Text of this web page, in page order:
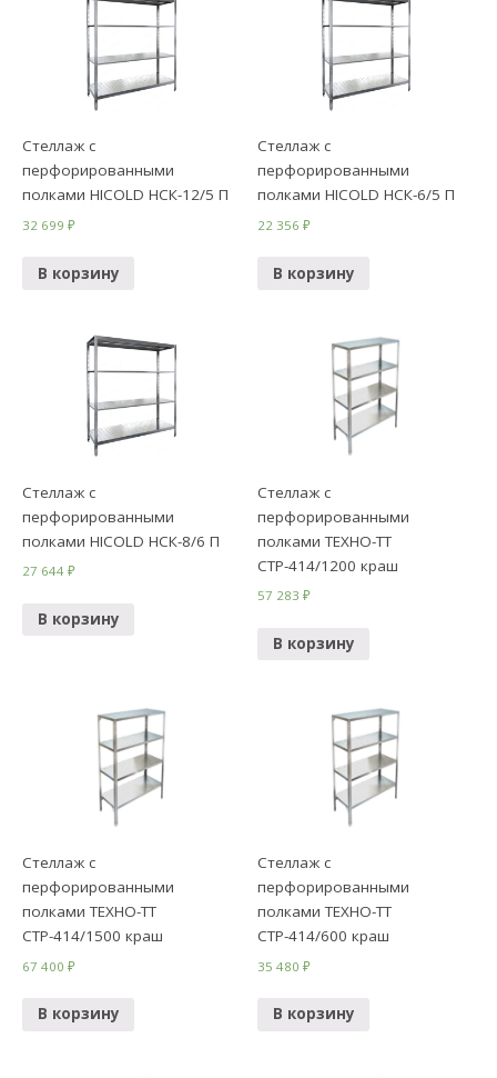
Стеллаж с
перфорированными
полками HICOLD НСК-12/5 П
32 699₽
В корзину
Стеллаж с
перфорированными
полками HICOLD НСК-6/5 П
22 356₽
В корзину
Стеллаж с
перфорированными
полками HICOLD НСК-8/6 П
27 644₽
В корзину
Стеллаж с
перфорированными
полками ТЕХНО-ТТ
СТР-414/1200 краш
57 283₽
В корзину
Стеллаж с
перфорированными
полками ТЕХНО-ТТ
СТР-414/1500 краш
67 400₽
В корзину
Стеллаж с
перфорированными
полками ТЕХНО-ТТ
СТР-414/600 краш
35 480₽
В корзину